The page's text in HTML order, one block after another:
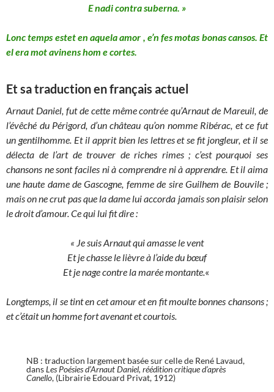
E nadi contra suberna. »
Lonc temps estet en aquela amor , e’n fes motas bonas cansos. Et
el era mot avinens hom e cortes.
Et sa traduction en français actuel
Arnaut Daniel, fut de cette même contrée qu’Arnaut de Mareuil, de
l’évêché du Périgord, d’un château qu’on nomme Ribérac, et ce fut
un gentilhomme. Et il apprit bien les lettres et se fit jongleur, et il se
délecta de l’art de trouver de riches rimes ; c’est pourquoi ses
chansons ne sont faciles ni à comprendre ni à apprendre. Et il aima
une haute dame de Gascogne, femme de sire Guilhem de Bouvile ;
mais on ne crut pas que la dame lui accorda jamaisson plaisir selon
le droit d’amour. Ce qui lui fit dire :
« Je suis Arnaut qui amasse le vent
Et je chasse le lièvre à l’aide du bœuf
Et je nage contre la marée montante.«
Longtemps, il se tint en cet amour et en fit moulte bonnes chansons ;
et c’était un homme fort avenant et courtois.
NB : traduction largement basée sur celle de René Lavaud,
dansLes Poésies d’Arnaut Daniel, réédition critique d’après
Canello, (Librairie Edouard Privat, 1912)